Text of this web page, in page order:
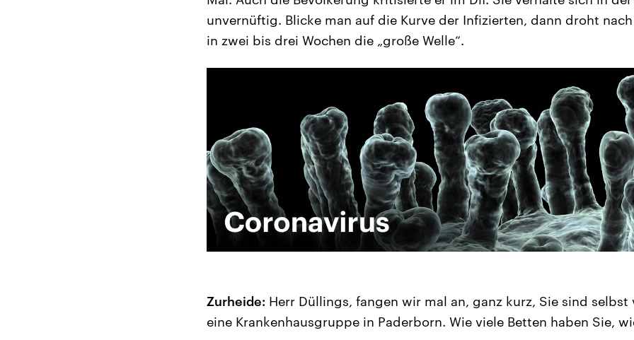
unvernüftig. Blicke man auf die Kurve der Infizierten, dann droht nach
in zwei bis drei Wochen die „große Welle“.
Zurheide: Herr Düllings, fangen wir mal an, ganz kurz, Sie sind
eine Krankenhausgruppe in Paderborn. Wie viele Betten haben Sie,